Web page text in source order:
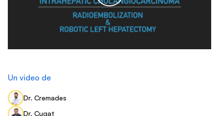
Un video de
Dr. Cremades
Dr. Cugat